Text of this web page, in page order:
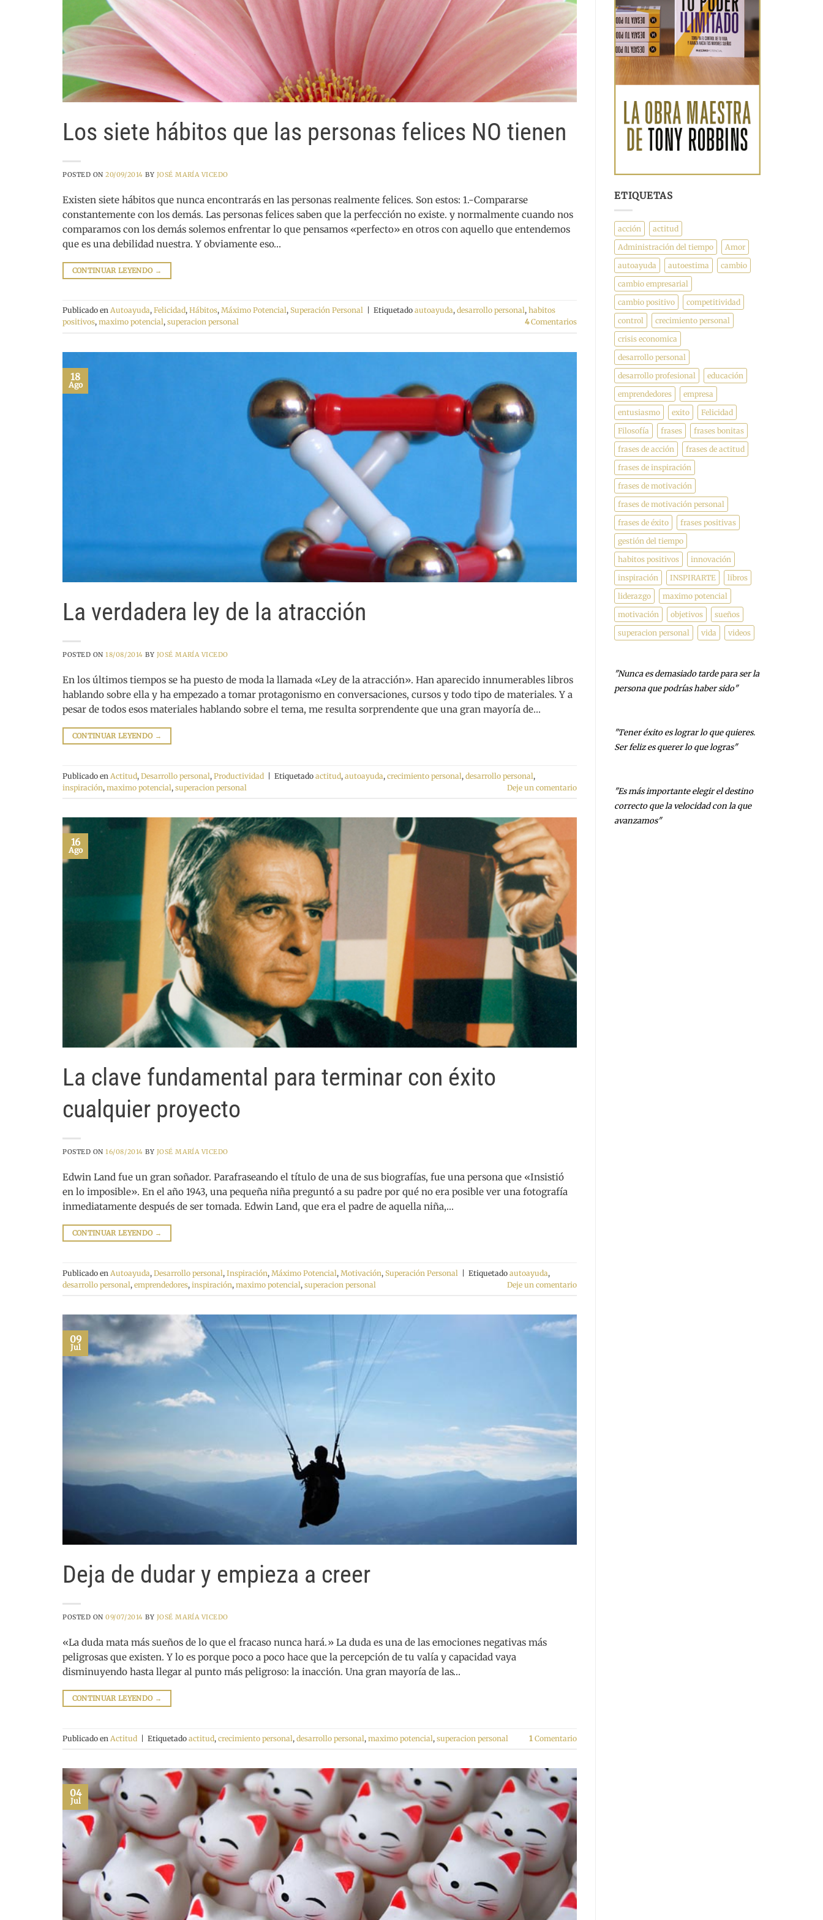
Los siete hábitos que las personas felices NO tienen
POSTED ON20/09/2014 BY JOSÉ MARÍA VICEDO
Existen siete hábitos que nunca encontrarás en las personas realmente felices. Son estos: 1.-Compararse
constantemente con los demás. Las personas felices saben que la perfección no existe. y normalmente cuando nos
comparamos con los demás solemos enfrentar lo que pensamos «perfecto» en otros con aquello que entendemos
que es una debilidad nuestra. Y obviamente eso…
CONTINUAR LEYENDO →
Publicado en Autoayuda, Felicidad, Hábitos, Máximo Potencial, Superación Personal Etiquetado autoayuda, desarrollo personal, habitos
positivos, maximo potencial, superacion personal 4Comentarios
18
Ago
La verdadera ley de la atracción
POSTED ON18/08/2014 BY JOSÉ MARÍA VICEDO
En los últimos tiempos se ha puesto de moda la llamada «Ley de la atracción». Han aparecido innumerables libros
hablando sobre ella y ha empezado a tomar protagonismo en conversaciones, cursos y todo tipo de materiales. Y a
pesar de todos esos materiales hablando sobre el tema, me resulta sorprendente que una gran mayoría de…
CONTINUAR LEYENDO →
Publicado en Actitud, Desarrollo personal, Productividad | Etiquetado actitud, autoayuda, crecimiento personal, desarrollo personal,
inspiración, maximo potencial, superacion personal Deje un comentario
16
Ago
La clave fundamental para terminar con éxito
cualquier proyecto
POSTED ON16/08/2014 BY JOSÉ MARÍA VICEDO
Edwin Land fue un gran soñador. Parafraseando el título de una de sus biografías, fue una persona que «Insistió
en lo imposible». En el año 1943, una pequeña niña preguntó a su padre por qué no era posible ver una fotografía
inmediatamente después de ser tomada. Edwin Land, que era el padre de aquella niña,…
CONTINUAR LEYENDO →
Publicado en Autoayuda, Desarrollo personal, Inspiración, Máximo Potencial, Motivación, Superación Personal | Etiquetado autoayuda,
desarrollo personal, emprendedores, inspiración, maximo potencial, superacion personal Deje un comentario
09
Jul
Deja de dudar y empieza a creer
POSTED ON09/07/2014 BY JOSÉ MARÍA VICEDO
«La duda mata más sueños de lo que el fracaso nunca hará.» La duda es una de las emociones negativas más
peligrosas que existen. Y lo es porque poco a poco hace que la percepción de tu valía y capacidad vaya
disminuyendo hasta llegar al punto más peligroso: la inacción. Una gran mayoría de las…
CONTINUAR LEYENDO →
Publicado en Actitud | Etiquetado actitud, crecimiento personal, desarrollo personal, maximo potencial, superacion personal 1 Comentario
04
Jul
ETIQUETAS
acción
actitud
Administración del tiempo
Amor
autoayuda
autoestima
cambio
cambio empresarial
cambio positivo
competitividad
control
crecimiento personal
crisis economica
desarrollo personal
desarrollo profesional
educación
emprendedores
empresa
entusiasmo
exito
Felicidad
Filosofía
frases
frases bonitas
frases de acción
frases de actitud
frases de inspiración
frases de motivación
frases de motivación personal
frases de éxito
frases positivas
gestión del tiempo
habitos positivos
innovación
inspiración
INSPIRARTE
libros
liderazgo
maximo potencial
motivación
objetivos
sueños
superacion personal
vida videos
"Nunca es demasiado tarde para ser la
persona que podrías haber sido"
"Tener éxito es lograr lo que quieres.
Ser feliz es querer lo que logras"
"Es más importante elegir el destino
correcto que la velocidad con la que
avanzamos"